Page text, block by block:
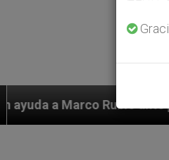
ante persecución de